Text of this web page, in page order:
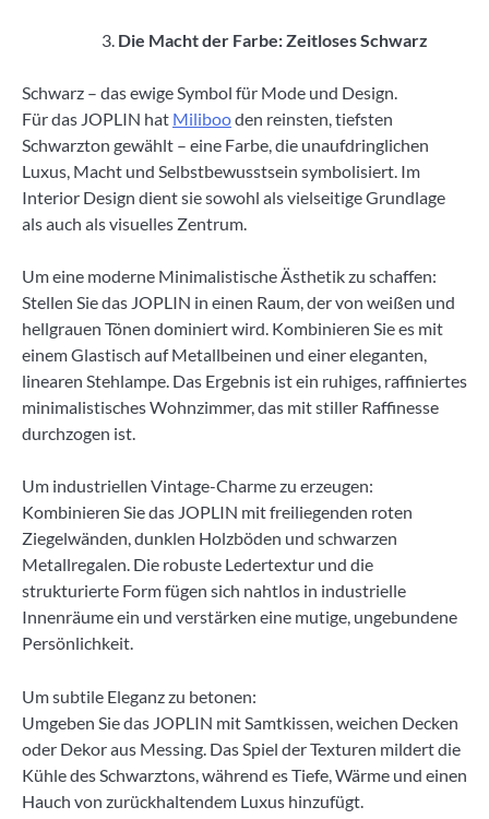
Die Macht der Farbe: Zeitloses Schwarz
Schwarz – das ewige Symbol für Mode und Design.
Für das JOPLIN hat Milibooden reinsten, tiefsten
Schwarzton gewählt – eine Farbe, die unaufdringlichen
Luxus, Macht und Selbstbewusstsein symbolisiert. Im
Interior Design dient sie sowohl als vielseitige Grundlage
als auch als visuelles Zentrum.
Um eine moderne Minimalistische Ästhetik zu schaffen:
Stellen Sie das JOPLIN in einen Raum, der von weißen und
hellgrauen Tönen dominiert wird. Kombinieren Sie es mit
einem Glastisch auf Metallbeinen und einer eleganten,
linearen Stehlampe. Das Ergebnis ist ein ruhiges, raffiniertes
minimalistisches Wohnzimmer, das mit stiller Raffinesse
durchzogen ist.
Um industriellen Vintage-Charme zu erzeugen:
Kombinieren Sie das JOPLIN mit freiliegenden roten
Ziegelwänden, dunklen Holzböden und schwarzen
Metallregalen. Die robuste Ledertextur und die
strukturierte Form fügen sich nahtlos in industrielle
Innenräume ein und verstärken eine mutige, ungebundene
Persönlichkeit.
Um subtile Eleganz zu betonen:
Umgeben Sie das JOPLIN mit Samtkissen, weichen Decken
oder Dekor aus Messing. Das Spiel der Texturen mildert die
Kühle des Schwarztons, während es Tiefe, Wärme und einen
Hauch von zurückhaltendem Luxus hinzufügt.